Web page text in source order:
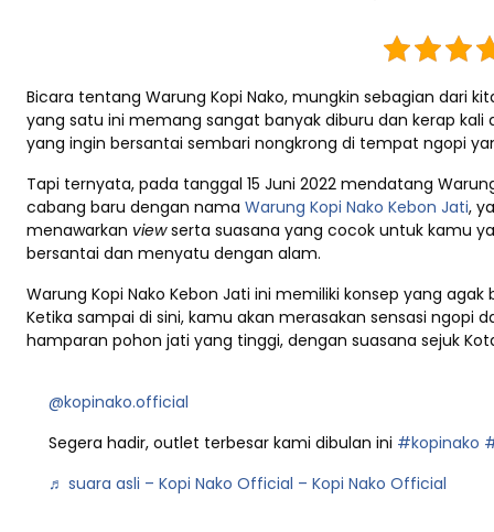
Bicara tentang Warung Kopi Nako, mungkin sebagian dari
yang satu ini memang sangat banyak diburu dan kerap kali
yang ingin bersantai sembari nongkrong di tempat ngopi
Tapi ternyata, pada tanggal 15 Juni 2022 mendatang
cabang baru dengan nama Warung Kopi Nako Kebon Jati,
menawarkan viewserta suasana yang cocok untuk kamu
bersantai dan menyatu dengan alam.
Warung Kopi Nako Kebon Jati ini memiliki konsep yang agak
Ketika sampai di sini, kamu akan merasakan sensasi ngopi
hamparan pohon jati yang tinggi, dengan suasana sejuk
@kopinako.official
Segera hadir, outlet terbesar kami dibulan ini #kopinako
♬ suara asli – Kopi Nako Official – Kopi Nako Official